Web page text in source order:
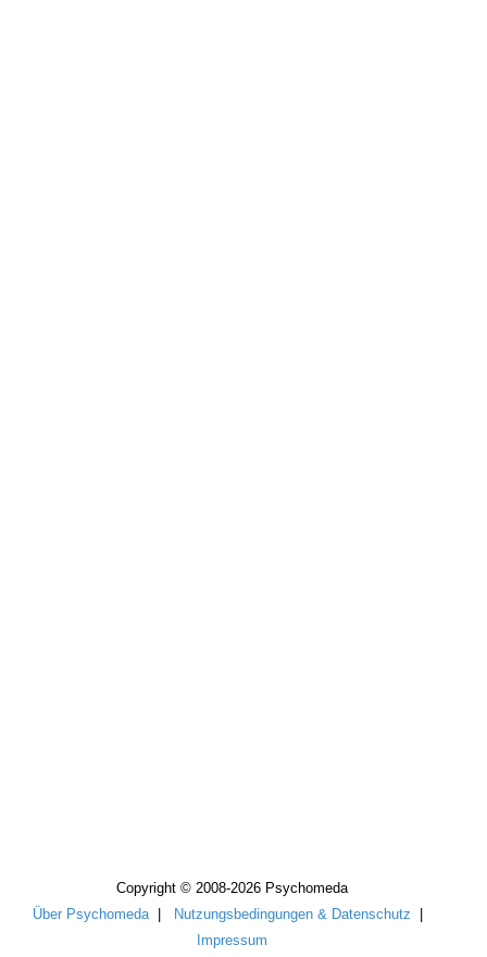
Copyright © 2008-2026 Psychomeda
Über Psychomeda| Nutzungsbedingungen & Datenschutz
Impressum